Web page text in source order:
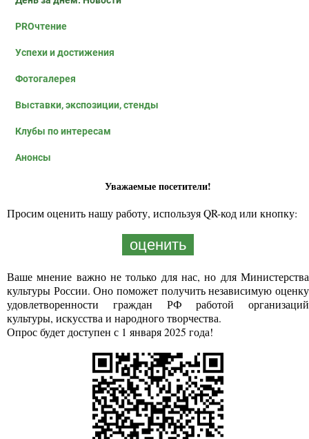
PROчтение
Успехи и достижения
Фотогалерея
Выставки, экспозиции, стенды
Клубы по интересам
Анонсы
Уважаемые посетители!
Просим оценить нашу работу, используя QR-код или кнопку:
оценить
Ваше мнение важно не только для нас, но для Министерства
культуры России. Оно поможет получить независимую оценку
удовлетворенности граждан РФ работой организаций
культуры, искусства и народного творчества.
Опрос будет доступен с 1 января 2025 года!